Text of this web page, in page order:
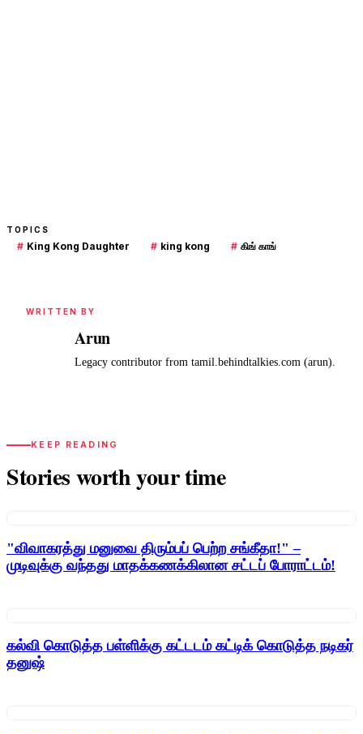
TOPICS
# King Kong Daughter # king kong # கிங் காங்
WRITTEN BY
Arun
Legacy contributor from tamil.behindtalkies.com (arun).
KEEP READING
Stories worth your time
"விவாகரத்து மனுவை திரும்பப் பெற்ற சங்கீதா!" –
முடிவுக்கு வந்தது மாதக்கணக்கிலான சட்டப் போராட்டம்!
கல்வி கொடுத்த பள்ளிக்கு கட்டடம் கட்டிக் கொடுத்த நடிகர்
தனுஷ்